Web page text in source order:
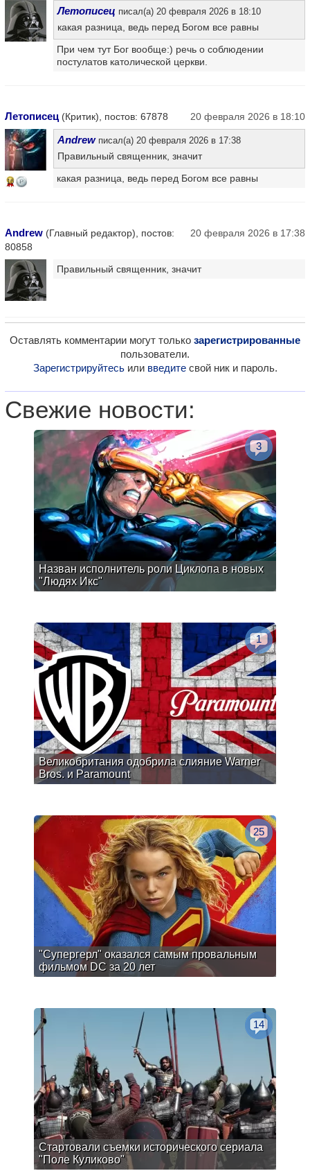
Летописец писал(а) 20 февраля 2026 в 18:10
какая разница, ведь перед Богом все равны
При чем тут Бог вообще:) речь о соблюдении
постулатов католической церкви.
Летописец (Критик), постов: 67878 20 февраля 2026 в 18:10
16
Andrewписал(а) 20 февраля 2026 в 17:38
Правильный священник, значит
какая разница, ведь перед Богом все равны
Andrew (Главный редактор), постов:
80858
20 февраля 2026 в 17:38
Правильный священник, значит
Оставлять комментарии могут только зарегистрированные
пользователи.
Зарегистрируйтесьили введитесвой ник и пароль.
Свежие новости:
Назван исполнитель роли Циклопа в новых
"Людях Икс"
3
Великобритания одобрила слияние Warner
Bros. и Paramount
1
"Супергерл" оказался самым провальным
фильмом DC за 20 лет
25
Стартовали съемки исторического сериала
"Поле Куликово"
14